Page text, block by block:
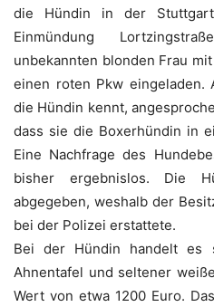
die Hündin in der
Einmündung
unbekannten blonden Frau
einen roten Pkw
die Hündin kennt,
dass sie die Boxerhündin in
Eine Nachfrage des
bisher ergebnislos. Die
abgegeben, weshalb der
bei der Polizei erstattete.
Bei der Hündin handelt
Ahnentafel und seltener
Wert von etwa 1200 Euro.